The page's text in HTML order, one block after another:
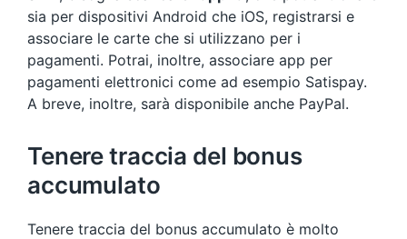
sia per dispositivi Android che iOS, registrarsi e
associare le carte che si utilizzano per i
pagamenti. Potrai, inoltre, associare app per
pagamenti elettronici come ad esempio Satispay.
A breve, inoltre, sarà disponibile anche PayPal.
Tenere traccia del bonus
accumulato
Tenere traccia del bonus accumulato è molto